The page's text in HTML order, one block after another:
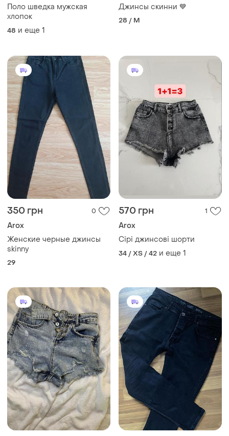
Поло шведка мужская
хлопок
48 и еще 1
Джинсы скинни 💙
28 / M
350 грн 0
Arox
Женские черные джинсы
skinny
29
570 грн 1
Arox
Сірі джинсові шорти
34 / XS / 42 и еще 1